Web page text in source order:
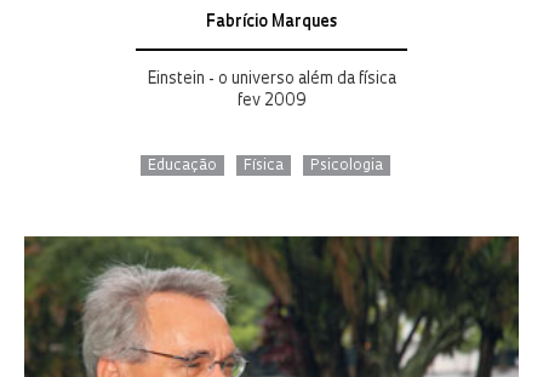
Fabrício Marques
Einstein - o universo além da física
fev 2009
Educação Física Psicologia